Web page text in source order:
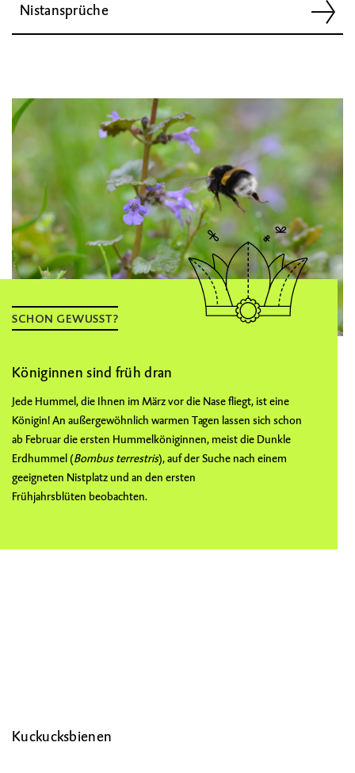
Nistansprüche
SCHON GEWUSST?
Königinnen sind früh dran
Jede Hummel, die Ihnen im März vor die Nase fliegt, ist eine
Königin! An außergewöhnlich warmen Tagen lassen sich schon
ab Februar die ersten Hummelköniginnen, meist die Dunkle
Erdhummel (Bombus terrestris), auf der Suche nach einem
geeigneten Nistplatz und an den ersten
Frühjahrsblüten beobachten.
Kuckucksbienen